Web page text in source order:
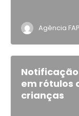
Agência
em rótulos
crianças